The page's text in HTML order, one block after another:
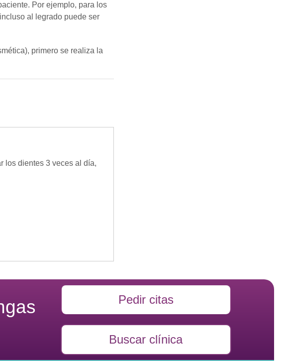
Por ejemplo, para los
al legrado puede ser
primero se realiza la
los dientes 3 veces al día,
Pedir citas
Buscar clínica